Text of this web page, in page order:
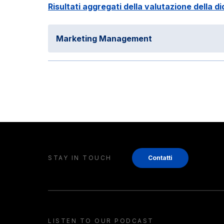
Risultati aggregati della valutazione della
Marketing Management
STAY IN TOUCH Contatti
LISTEN TO OUR PODCAST